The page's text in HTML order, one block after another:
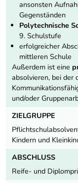
ansonsten
Gegenständen
Polytechnische
9. Schulstufe
erfolgreicher
mittleren Schule
Außerdem ist eine
absolvieren, bei der
und/oder
ZIELGRUPPE
Kindern und
ABSCHLUSS
Reife- und